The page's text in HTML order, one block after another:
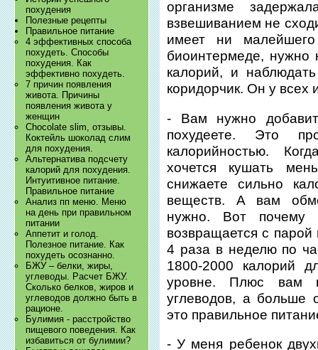
похудения
Полезные рецепты
Правильное питание
4 эффективных способа
похудеть. Способы
похудения. Как
эффективно похудеть.
7 причин появления
живота. Причины
появления живота у
женщин
Chocolate slim, отзывы.
Коктейль шоколад слим
для похудения.
Альтернатива подсчету
калорий для похудения.
Интуитивное питание.
Правильное питание
Анализ пп меню. Меню
на день при правильном
питании
Аппетит и голод.
Полезное питание. Как
похудеть осознанно.
БЖУ – белки, жиры,
углеводы. Расчет БЖУ.
Сколько белков, жиров и
углеводов должно быть в
рационе.
Булимия - расстройство
пищевого поведения. Как
избавиться от булимии?
организме
взвешиванием не
имеет ни
биоинтермеде, нужно
калорий, и
коридорчик. Он у всех
- Вам нужно
похудеете. Это
калорийностью.
хочется кушать
снижаете сильно
веществ. А вам
нужно. Вот почему
возвращается с
4 раза в неделю по
1800-2000 калорий
уровне. Плюс вам
углеводов, а больше
это правильное
- У меня ребенок